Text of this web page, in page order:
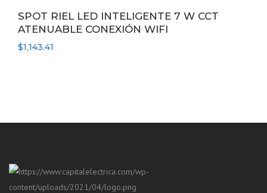
SPOT RIEL LED INTELIGENTE 7 W CCT
ATENUABLE CONEXIÓN WIFI
$1,143.41